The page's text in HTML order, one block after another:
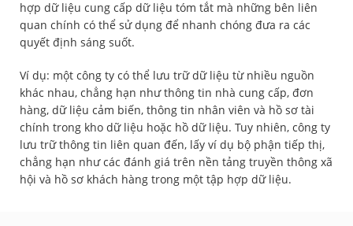
hợp dữ liệu cung cấp dữ liệu tóm tắt mà những bên liên
quan chính có thể sử dụng để nhanh chóng đưa ra các
quyết định sáng suốt.
Ví dụ: một công ty có thể lưu trữ dữ liệu từ nhiều nguồn
khác nhau, chẳng hạn như thông tin nhà cung cấp, đơn
hàng, dữ liệu cảm biến, thông tin nhân viên và hồ sơ tài
chính trong kho dữ liệu hoặc hồ dữ liệu. Tuy nhiên, công ty
lưu trữ thông tin liên quan đến, lấy ví dụ bộ phận tiếp thị,
chẳng hạn như các đánh giá trên nền tảng truyền thông xã
hội và hồ sơ khách hàng trong một tập hợp dữ liệu.